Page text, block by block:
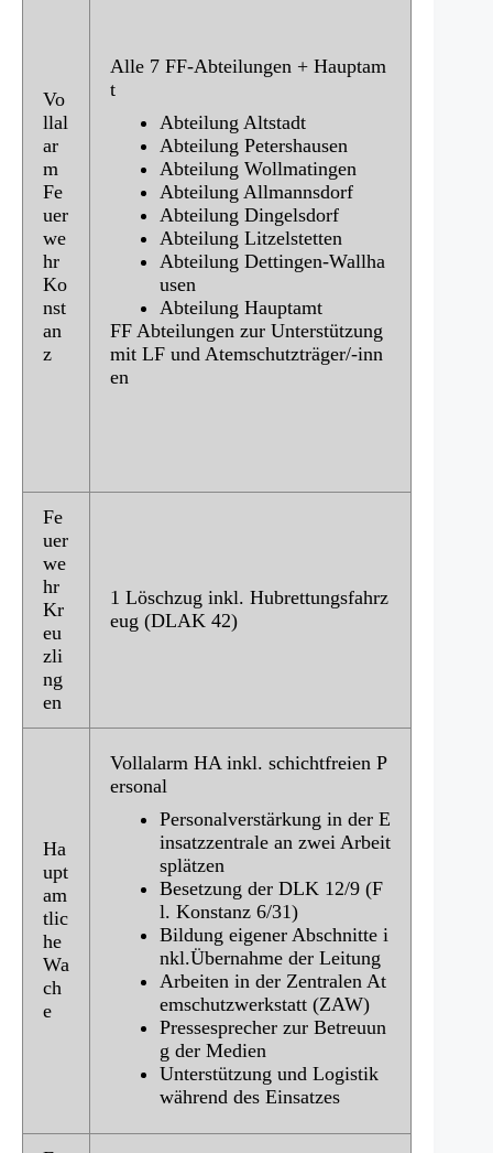
Vo
llal
ar
m
Fe
uer
we
hr
Ko
nst
an
z
Alle 7 FF-Abteilungen + Hauptam
t
Abteilung Altstadt
Abteilung Petershausen
Abteilung Wollmatingen
Abteilung Allmannsdorf
Abteilung Dingelsdorf
Abteilung Litzelstetten
Abteilung Dettingen-Wallha
usen
Abteilung Hauptamt
FF Abteilungen zur Unterstützung
mit LF und Atemschutzträger/-inn
en
Fe
uer
we
hr
Kr
eu
zli
ng
en
1 Löschzug inkl. Hubrettungsfahrz
eug (DLAK 42)
Ha
upt
am
tlic
he
Wa
ch
e
Vollalarm HA inkl. schichtfreien P
ersonal
Personalverstärkung in der E
insatzzentrale an zwei Arbeit
splätzen
Besetzung der DLK 12/9 (F
l. Konstanz 6/31)
Bildung eigener Abschnitte i
nkl.Übernahme der Leitung
Arbeiten in der Zentralen At
emschutzwerkstatt (ZAW)
Pressesprecher zur Betreuun
g der Medien
Unterstützung und Logistik
während des Einsatzes